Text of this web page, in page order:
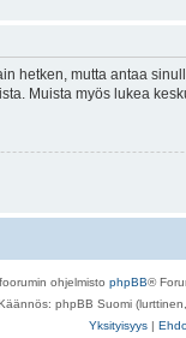
hetken, mutta antaa
Muista myös lukea
ohjelmisto phpBB®
phpBB Suomi
Yksityisyys |